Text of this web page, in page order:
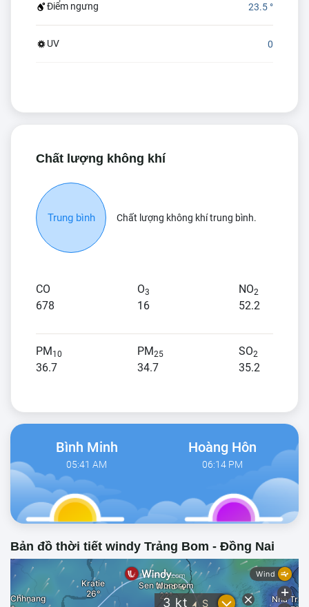
Điểm ngưng 23.5 °
UV 0
Chất lượng không khí
Trung bình Chất lượng không khí trung bình.
CO
678
O3
16
NO2
52.2
PM10
36.7
PM25
34.7
SO2
35.2
Bình Minh
05:41 AM
Hoàng Hôn
06:14 PM
Bản đồ thời tiết windy Trảng Bom - Đồng Nai